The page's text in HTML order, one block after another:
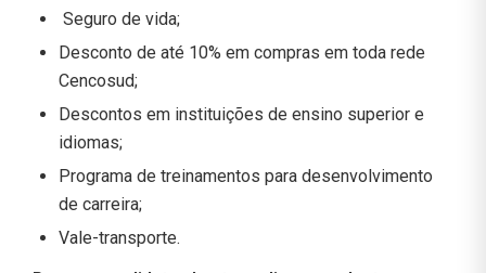
Seguro de vida;
Desconto de até 10% em compras em toda rede
Cencosud;
Descontos em instituições de ensino superior e
idiomas;
Programa de treinamentos para desenvolvimento
de carreira;
Vale-transporte.